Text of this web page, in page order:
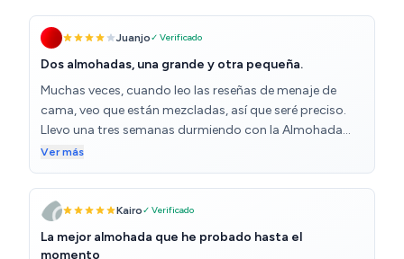
Juanjo✓ Verificado
Dos almohadas, una grande y otra pequeña.
Muchas veces, cuando leo las reseñas de menaje de
cama, veo que están mezcladas, así que seré preciso.
Llevo una tres semanas durmiendo con la Almohada
viscoelástica de 90 cm núcleo Compacto de
TODOCAMA (Doble Funda con Cremallera. Tejido Aloe
Vera. Termorregulable adaptabilidad al Cuello). De
momento, todo bien. Buena relación calidad/precio. No
creo que sirva para aliviar dolores crónicos (demasiado
blanda para tal fin), pero no es su cometido (para esos
Ver más
Kairo✓ Verificado
La mejor almohada que he probado hasta el
momento